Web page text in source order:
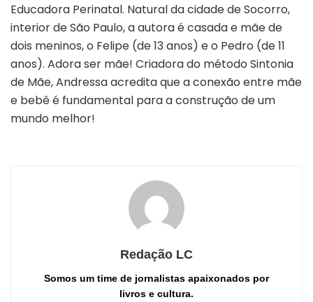
Educadora Perinatal. Natural da cidade de Socorro,
interior de São Paulo, a autora é casada e mãe de
dois meninos, o Felipe (de 13 anos) e o Pedro (de 11
anos). Adora ser mãe! Criadora do método Sintonia
de Mãe, Andressa acredita que a conexão entre mãe
e bebê é fundamental para a construção de um
mundo melhor!
Redação LC
Somos um time de jornalistas apaixonados por
livros e cultura.